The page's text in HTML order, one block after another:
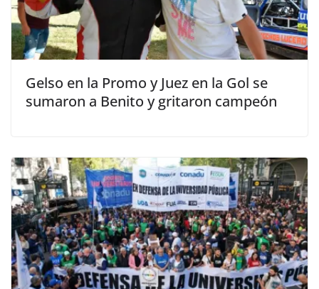
Gelso en la Promo y Juez en la Gol se
sumaron a Benito y gritaron campeón